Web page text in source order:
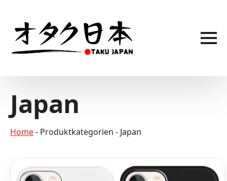
main
content
Japan
Home- Produktkategorien - Japan